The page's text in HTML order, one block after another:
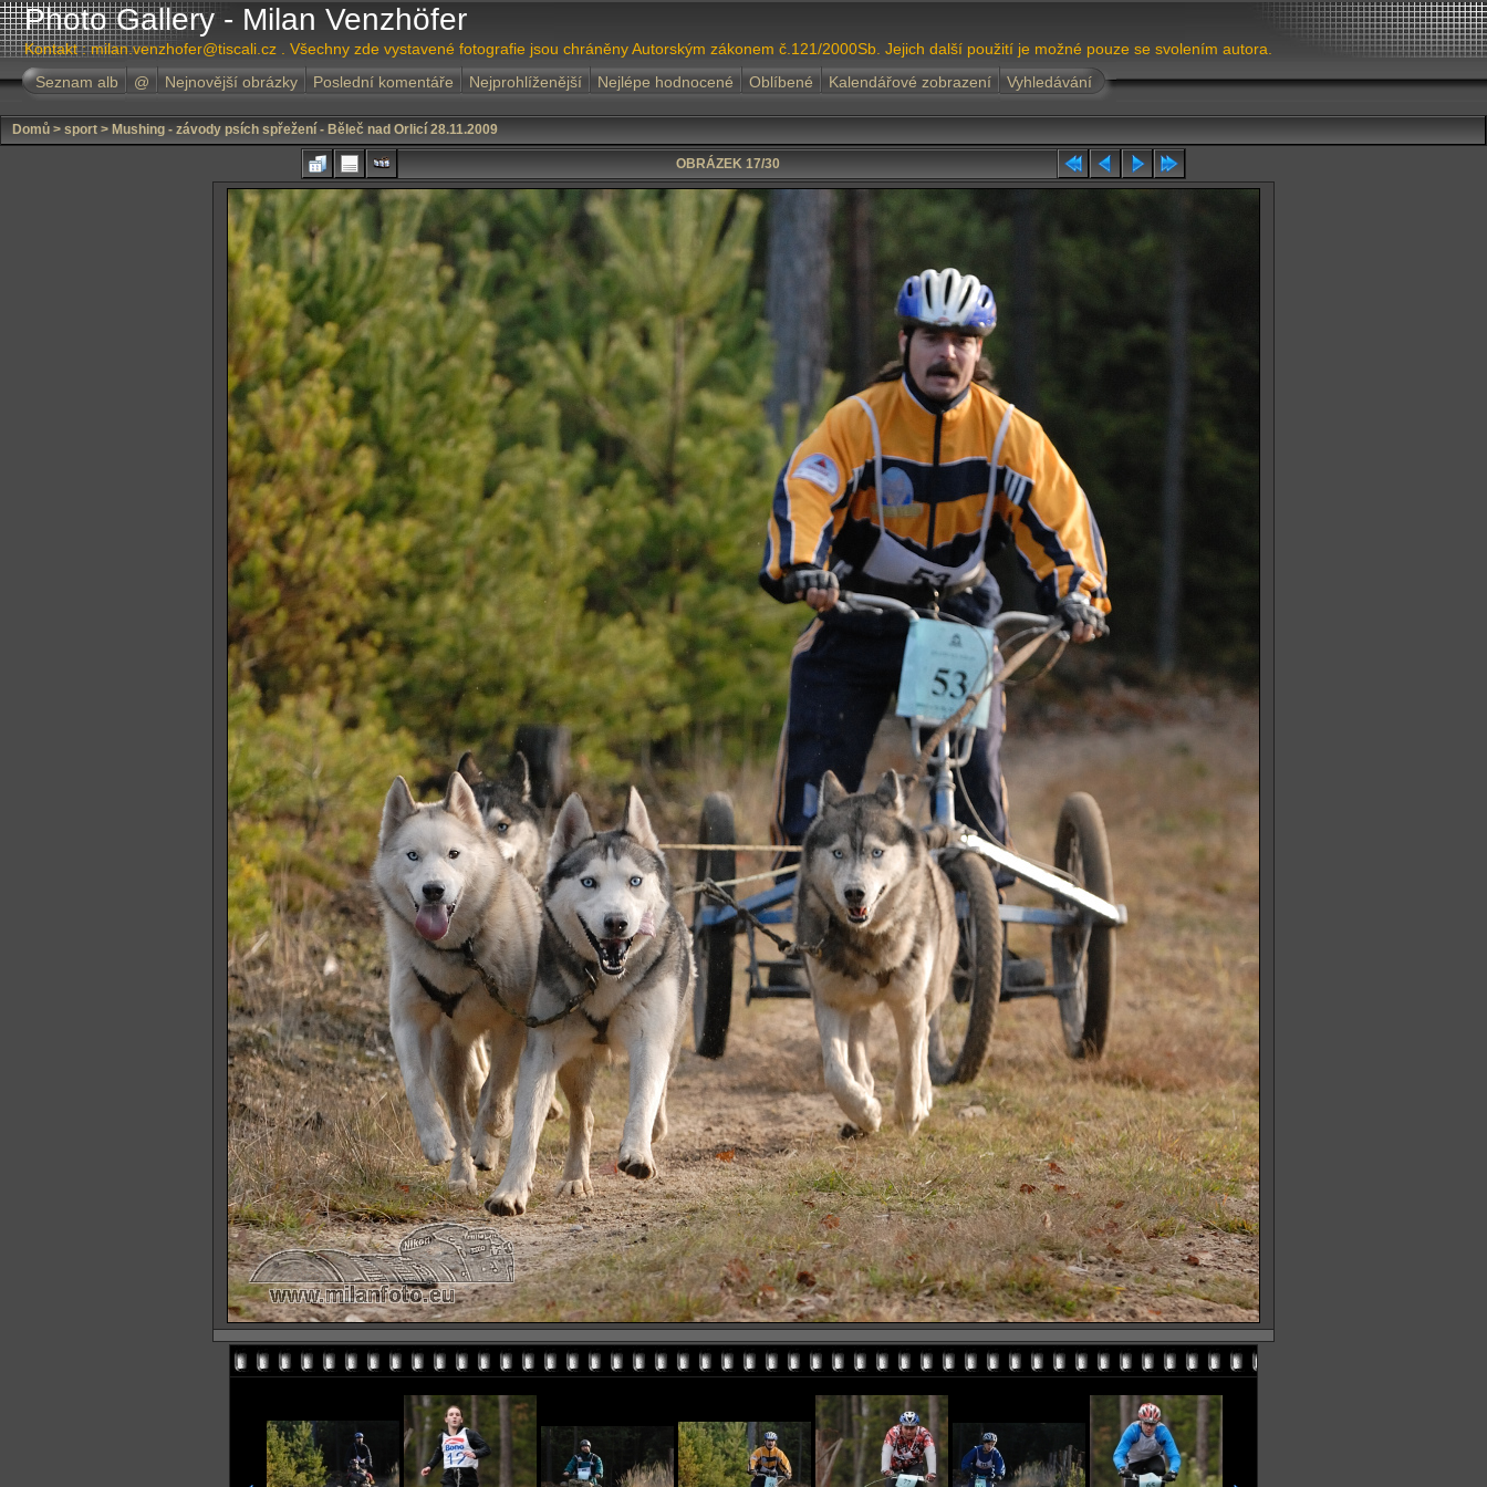
Photo Gallery - Milan Venzhöfer
Kontakt : milan.venzhofer@tiscali.cz . Všechny zde vystavené fotografie jsou chráněny Autorským zákonem č.121/2000Sb. Jejich další použití je možné pouze se svolením autora.
Seznam alb
@ Nejnovější obrázky Poslední komentáře Nejprohlíženější Nejlépe hodnocené Oblíbené Kalendářové zobrazení Vyhledávání
Domů > sport > Mushing - závody psích spřežení - Běleč nad Orlicí 28.11.2009
OBRÁZEK 17/30